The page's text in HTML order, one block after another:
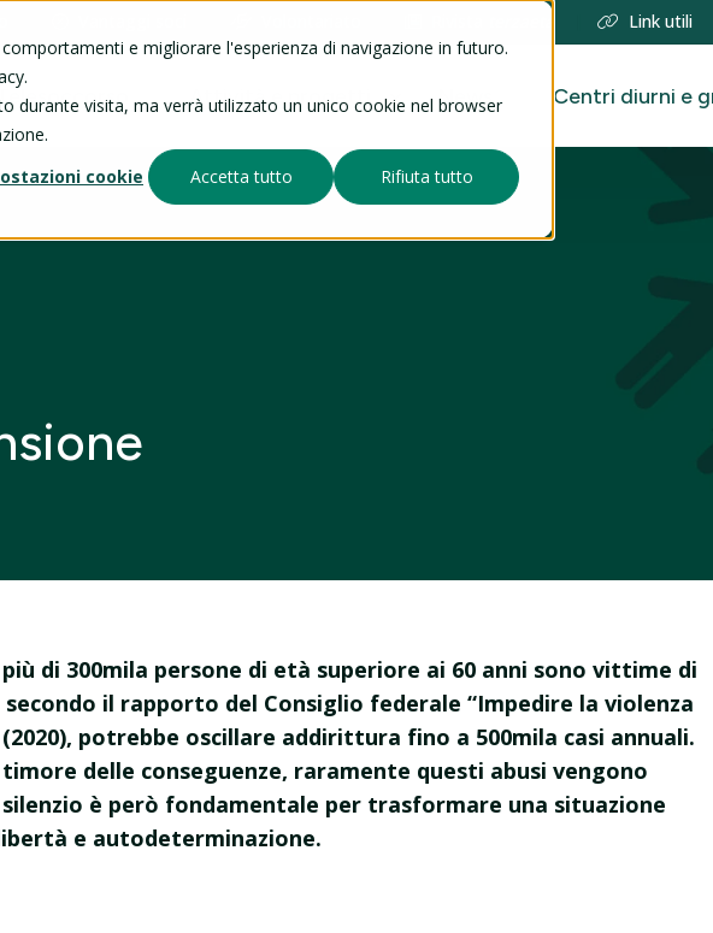
e migliorare l'esperienza di navigazione in futuro.
durante visita, ma verrà utilizzato un unico cookie nel browser
cookie
Accetta tutto Rifiuta tutto
Link utili
Attività e progetti News Centri diurni e
di 300mila persone di età superiore ai 60 anni sono vittime di
il rapporto del Consiglio federale “Impedire la violenza
potrebbe oscillare addirittura fino a 500mila casi annuali.
delle conseguenze, raramente questi abusi vengono
è però fondamentale per trasformare una situazione
e autodeterminazione.